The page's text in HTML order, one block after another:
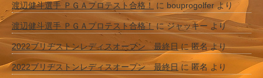
渡辺健斗選手 ＰＧＡプロテスト合格！ に bouprogolferより
渡辺健斗選手 ＰＧＡプロテスト合格！ にジャッキー より
2022ブリヂストンレディスオープン 最終日に匿名より
2022ブリヂストンレディスオープン 最終日に 匿名 より